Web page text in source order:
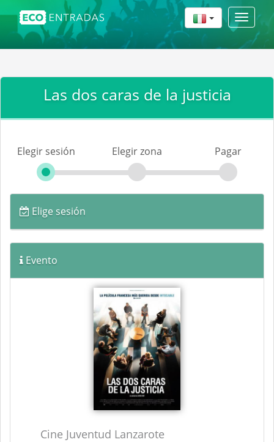
Toggle
Las dos caras de la justicia
Elegir sesión Elegir zona Pagar
Elige sesión
Evento
Cine Juventud Lanzarote